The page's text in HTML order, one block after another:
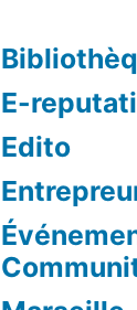
E-
Edito